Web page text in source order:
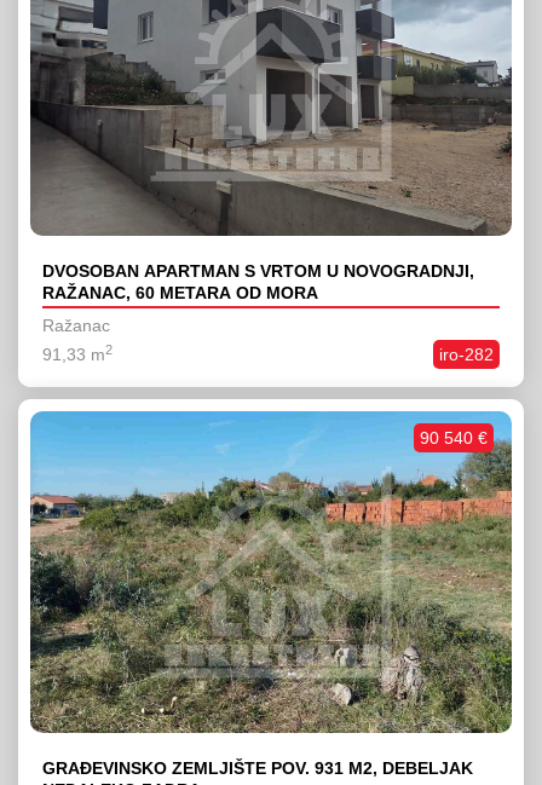
DVOSOBAN APARTMAN S VRTOM U NOVOGRADNJI,
RAŽANAC, 60 METARA OD MORA
Ražanac
iro-282
91,33 m2
GRAĐEVINSKO ZEMLJIŠTE POV. 931 M2, DEBELJAK
90 540 €